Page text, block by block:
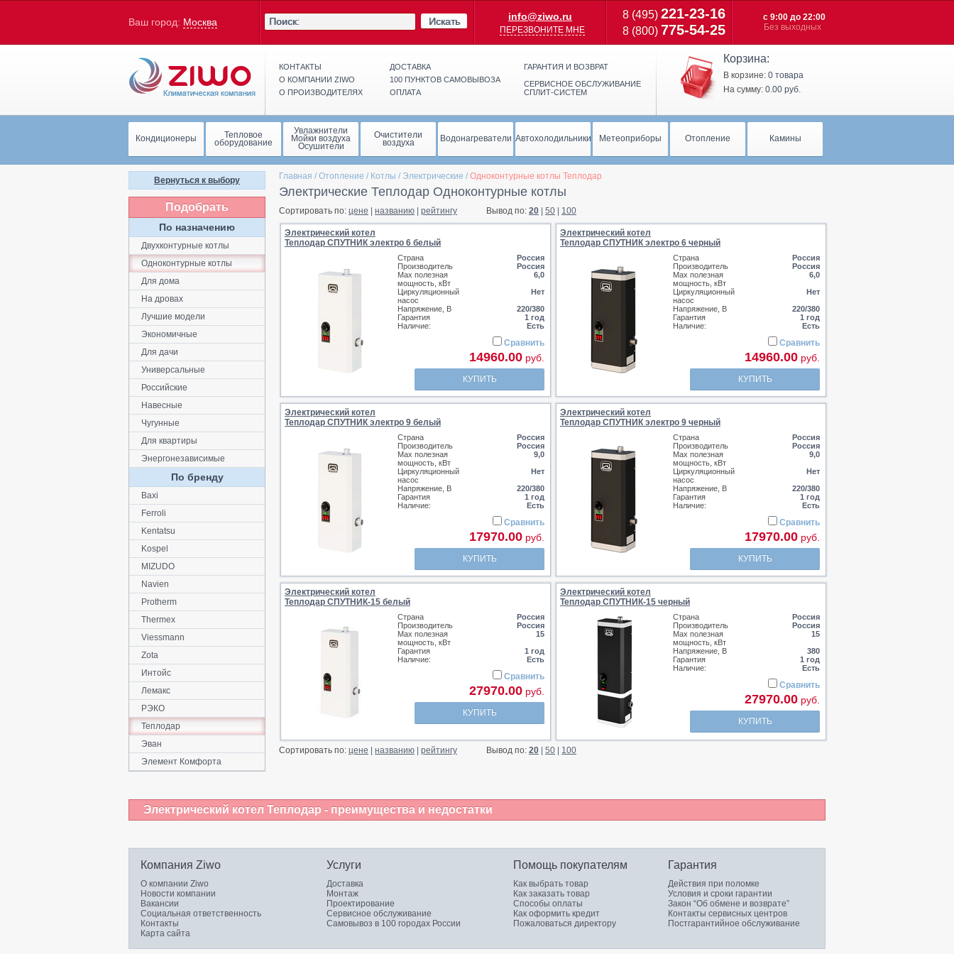
Ваш город: Москва Искать info@ziwo.ru
ПЕРЕЗВОНИТЕ МНЕ
8 (495) 221-23-16
8 (800) 775-54-25
с 9:00 до 22:00
Без выходных
КОНТАКТЫ
О КОМПАНИИ ZIWO
О ПРОИЗВОДИТЕЛЯХ
ДОСТАВКА
100 ПУНКТОВ САМОВЫВОЗА
ОПЛАТА
ГАРАНТИЯ И ВОЗВРАТ
СЕРВИСНОЕ ОБСЛУЖИВАНИЕ
СПЛИТ-СИСТЕМ
Корзина:
В корзине: 0 товара
На сумму: 0.00 руб.
Кондиционеры Тепловое
оборудование
Увлажнители
Мойки воздуха
Осушители
Очистители
воздуха Водонагреватели Автохолодильники Метеоприборы Отопление Камины
Главная / Отопление / Котлы / Электрические / Одноконтурные котлы Теплодар
Электрические Теплодар Одноконтурные котлы
Сортировать по: цене названию рейтингу Вывод по: 20 50 100
Электрический котел
Теплодар СПУТНИК электро 6 белый
Страна
Россия
Производитель
Россия
Max полезная
мощность, кВт
6,0
Циркуляционный
насос
Нет
Напряжение, В
220/380
Гарантия
1 год
Наличие:
Есть
Сравнить
14960.00 руб.
КУПИТЬ
Электрический котел
Теплодар СПУТНИК электро 6 черный
Страна
Россия
Производитель
Россия
Max полезная
мощность, кВт
6,0
Циркуляционный
насос
Нет
Напряжение, В
220/380
Гарантия
1 год
Наличие:
Есть
Сравнить
14960.00 руб.
КУПИТЬ
Электрический котел
Теплодар СПУТНИК электро 9 белый
Страна
Россия
Производитель
Россия
Max полезная
мощность, кВт
9,0
Циркуляционный
насос
Нет
Напряжение, В
220/380
Гарантия
1 год
Наличие:
Есть
Сравнить
17970.00 руб.
КУПИТЬ
Электрический котел
Теплодар СПУТНИК электро 9 черный
Страна
Россия
Производитель
Россия
Max полезная
мощность, кВт
9,0
Циркуляционный
насос
Нет
Напряжение, В
220/380
Гарантия
1 год
Наличие:
Есть
Сравнить
17970.00 руб.
КУПИТЬ
Электрический котел
Теплодар СПУТНИК-15 белый
Страна
Россия
Производитель
Россия
Max полезная
мощность, кВт
15
Гарантия
1 год
Наличие:
Есть
Сравнить
27970.00 руб.
КУПИТЬ
Электрический котел
Теплодар СПУТНИК-15 черный
Страна
Россия
Производитель
Россия
Max полезная
мощность, кВт
15
Напряжение, В
380
Гарантия
1 год
Наличие:
Есть
Сравнить
27970.00 руб.
КУПИТЬ
Сортировать по: цене названию рейтингу Вывод по: 20 50 100
Вернуться к выбору
Подобрать
По назначению
Двухконтурные котлы
Одноконтурные котлы
Для дома
На дровах
Лучшие модели
Экономичные
Для дачи
Универсальные
Российские
Навесные
Чугунные
Для квартиры
Энергонезависимые
По бренду
Baxi
Ferroli
Kentatsu
Kospel
MIZUDO
Navien
Protherm
Thermex
Viessmann
Zota
Интойс
Лемакс
РЭКО
Теплодар
Эван
Элемент Комфорта
Электрический котел Теплодар - преимущества и недостатки
Компания Ziwo
О компании Ziwo
Новости компании
Вакансии
Социальная ответственность
Контакты
Карта сайта
Услуги
Доставка
Монтаж
Проектирование
Сервисное обслуживание
Самовывоз в 100 городах России
Помощь покупателям
Как выбрать товар
Как заказать товар
Способы оплаты
Как оформить кредит
Пожаловаться директору
Гарантия
Действия при поломке
Условия и сроки гарантии
Закон “Об обмене и возврате”
Контакты сервисных центров
Постгарантийное обслуживание